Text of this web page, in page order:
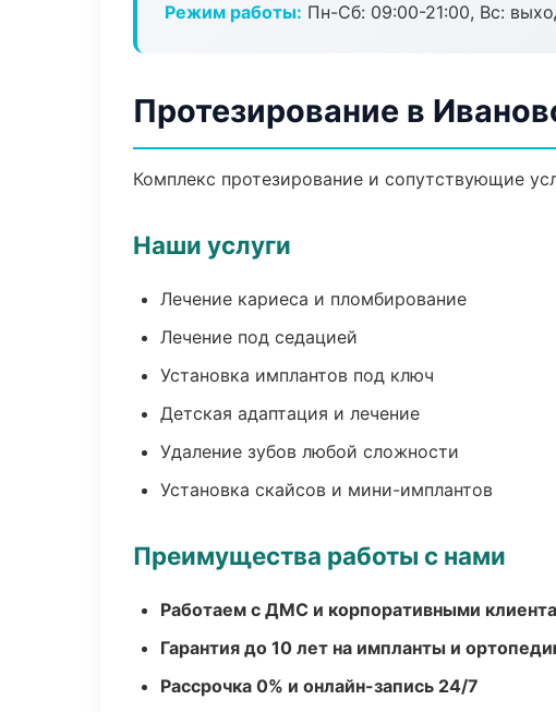
Режим работы: Пн-Сб: 09:00-21:00, Вс:
Протезирование в
Комплекс протезирование и сопутствующие
Наши услуги
Лечение кариеса и пломбирование
Лечение под седацией
Установка имплантов под ключ
Детская адаптация и лечение
Удаление зубов любой сложности
Установка скайсов и мини-имплантов
Преимущества работы с нами
Работаем с ДМС и корпоративными
Гарантия до 10 лет на импланты и
Рассрочка 0% и онлайн-запись 24/7